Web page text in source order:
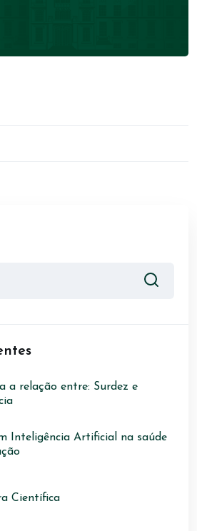
a relação entre: Surdez e
Inteligência Artificial na saúde
Científica